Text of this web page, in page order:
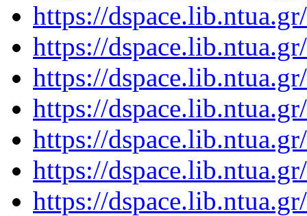
https://
https://
https://
https://
https://
https://
https://